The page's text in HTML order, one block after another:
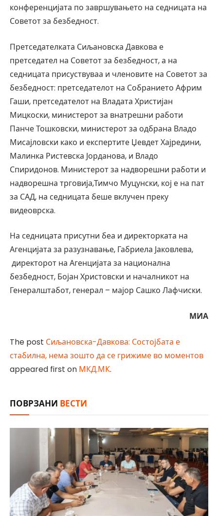
конференцијата по завршувањето на седницата на
Советот за безбедност.
Претседателката Сиљановска Давкова е
претседател на Советот за безбедност, а на
седницата присуствуваа и членовите на Советот за
безбедност: претседателот на Собранието Африм
Гаши, претседателот на Владата Христијан
Мицкоски, министерот за внатрешни работи
Панче Тошковски, министерот за одбрана Владо
Мисајловски како и експертите Џевдет Хајредини,
Малинка Ристевска Јорданова, и Владо
Спиридонов. Министерот за надворешни работи и
надворешна трговија,Тимчо Муцунски, кој е на пат
за САД, на седницата беше вклучен преку
видеоврска.
На седницата присутни беа и директорката на
Агенцијата за разузнавање, Габриела Јаковлева,
директорот на Агенцијата за национална
безбедност, Бојан Христовски и началникот на
Генералштабот, генерал – мајор Сашко Лафчиски.
МИА
The post Сиљановска-Давкова: Состојбата е
стабилна, нема зошто да се грижиме во моментов
appeared first on МКД.МК.
ПОВРЗАНИ ВЕСТИ